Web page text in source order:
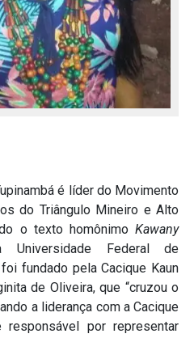
é líder do Movimento
do Triângulo Mineiro e Alto
o texto homônimoKawany
Federal de
fundado pela Cacique Kaun
de Oliveira, que “cruzou o
a liderança com a Cacique
responsável por representar